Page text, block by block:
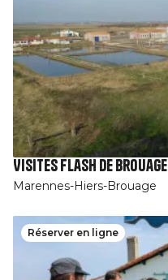
Visites Flash de Brouage
Marennes-Hiers-Brouage
Réserver en ligne